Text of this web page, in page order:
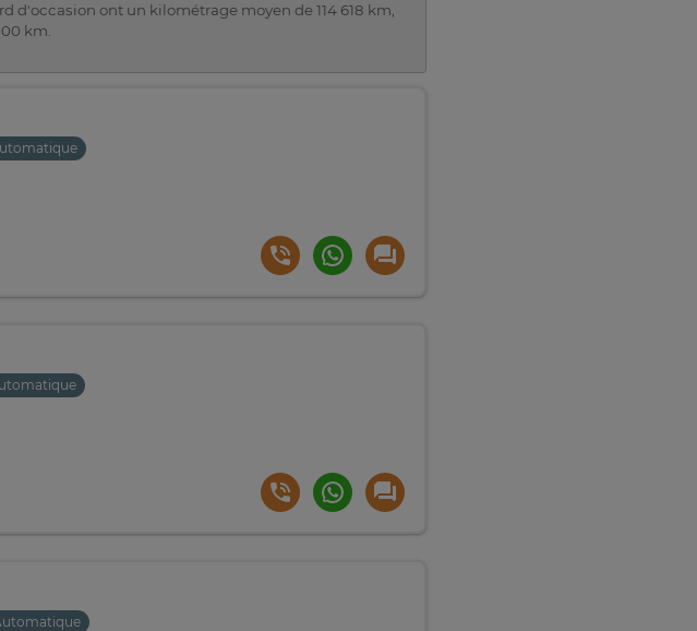
d'occasion ont un kilométrage moyen de 114 618 km,
km.